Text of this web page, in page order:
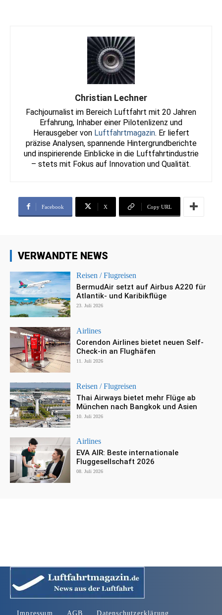
Christian Lechner
Fachjournalist im Bereich Luftfahrt mit 20 Jahren
Erfahrung, Inhaber einer Pilotenlizenz und
Herausgeber von Luftfahrtmagazin. Er liefert
präzise Analysen, spannende Hintergrundberichte
und inspirierende Einblicke in die Luftfahrtindustrie
– stets mit Fokus auf Innovation und Qualität.
Facebook X Copy URL
VERWANDTE NEWS
Reisen / Flugreisen
BermudAir setzt auf Airbus A220 für
Atlantik- und Karibikflüge
23. Juli 2026
Airlines
Corendon Airlines bietet neuen Self-
Check-in an Flughäfen
11. Juli 2026
Reisen / Flugreisen
Thai Airways bietet mehr Flüge ab
München nach Bangkok und Asien
10. Juli 2026
Airlines
EVA AIR: Beste internationale
Fluggesellschaft 2026
08. Juli 2026
Impressum AGB Datenschutzerklärung